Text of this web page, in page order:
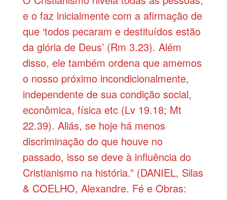
e o faz inicialmente com a afirmação de
que ‘todos pecaram e destituídos estão
da glória de Deus’ (Rm 3.23). Além
disso, ele também ordena que amemos
o nosso próximo incondicionalmente,
independente de sua condição social,
econômica, física etc (Lv 19.18; Mt
22.39). Aliás, se hoje há menos
discriminação do que houve no
passado, isso se deve à influência do
Cristianismo na história.” (DANIEL, Silas
& COELHO, Alexandre. Fé e Obras: